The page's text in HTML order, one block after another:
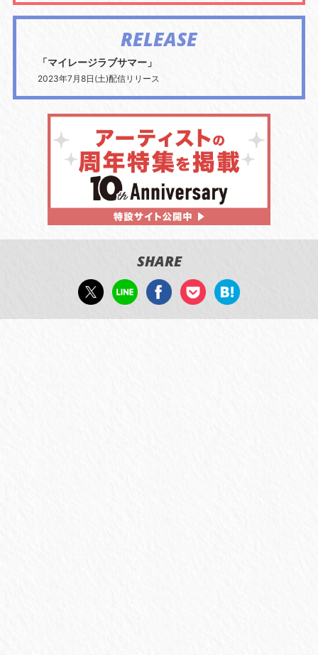
RELEASE
「マイレージラブサマー」
2023年7月8日(土)配信リリース
SHARE